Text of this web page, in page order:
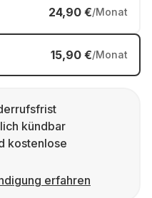
24,90 €/Monat
15,90 €/Monat
kündbar
kostenlose
erfahren